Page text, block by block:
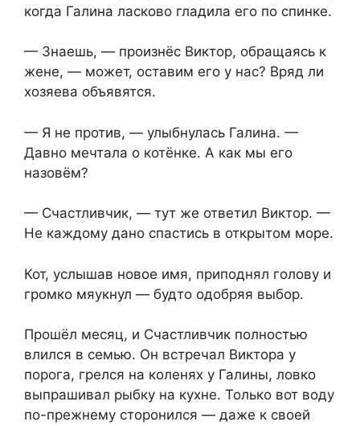
когда Галина ласково гладила его по спинке.
— Знаешь, — произнёс Виктор, обращаясь к
жене, — может, оставим его у нас? Вряд ли
хозяева объявятся.
— Я не против, — улыбнулась Галина. —
Давно мечтала о котёнке. А как мы его
назовём?
— Счастливчик, — тут же ответил Виктор. —
Не каждому дано спастись в открытом море.
Кот, услышав новое имя, приподнял голову и
громко мяукнул — будто одобряя выбор.
Прошёл месяц, и Счастливчик полностью
влился в семью. Он встречал Виктора у
порога, грелся на коленях у Галины, ловко
выпрашивал рыбку на кухне. Только вот воду
по-прежнему сторонился — даже к своей